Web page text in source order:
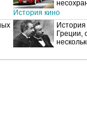
История кино
Греции,